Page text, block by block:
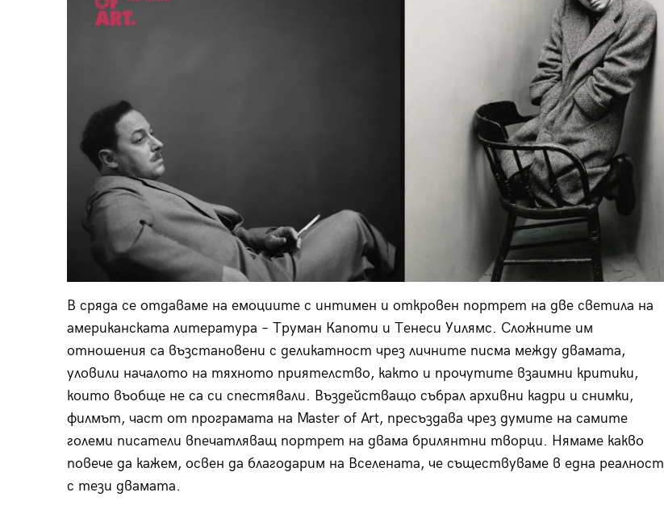
В сряда се отдаваме на емоциите с интимен и откровен портрет на две светила на
американската литература – Труман Капоти и Тенеси Уилямс. Сложните им
отношения са възстановени с деликатност чрез личните писма между двамата,
уловили началото на тяхното приятелство, както и прочутите взаимни критики,
които въобще не са си спестявали. Въздействащо събрал архивни кадри и снимки,
филмът, част от програмата на Master of Art, пресъздава чрез думите на самите
големи писатели впечатляващ портрет на двама брилянтни творци. Нямаме какво
повече да кажем, освен да благодарим на Вселената, че съществуваме в една реалност
с тези двамата.